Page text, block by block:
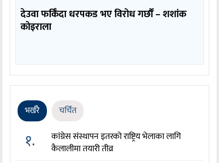
देउवा फर्किँदा धरपकड भए विरोध गर्छौँं – शशांक
कोइराला
भर्खरै चर्चित
१.
कांग्रेस संस्थापन इतरको राष्ट्रिय भेलाका लागि
कैलालीमा तयारी तीव्र